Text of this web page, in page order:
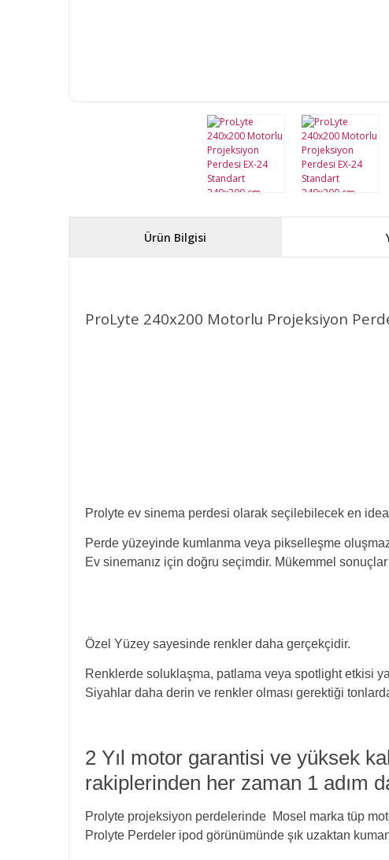
Ürün Bilgisi
ProLyte 240x200 Motorlu Projeksiyon
Prolyte ev sinema perdesi olarak seçilebilecek en
Perde yüzeyinde kumlanma veya pikselleşme
Ev sinemanız için doğru seçimdir. Mükemmel sonuçlar
Özel Yüzey sayesinde renkler daha gerçekçidir.
Renklerde soluklaşma, patlama veya spotlight etkisi
Siyahlar daha derin ve renkler olması gerektiği
2 Yıl motor garantisi ve yüksek
rakiplerinden her zaman 1 adım
Prolyte projeksiyon perdelerinde Mosel marka tüp
Prolyte Perdeler ipod görünümünde şık uzaktan